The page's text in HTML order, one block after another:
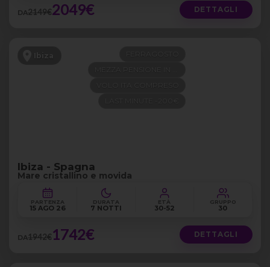
DA2149€2049€ DETTAGLI
Ibiza
Ibiza - Spagna
Mare cristallino e movida
PARTENZA
15 AGO 26
DURATA
7 NOTTI
ETÀ
30-52
GRUPPO
30
DA1942€1742€ DETTAGLI